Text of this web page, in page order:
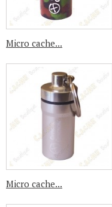
Micro cache...
Micro cache...